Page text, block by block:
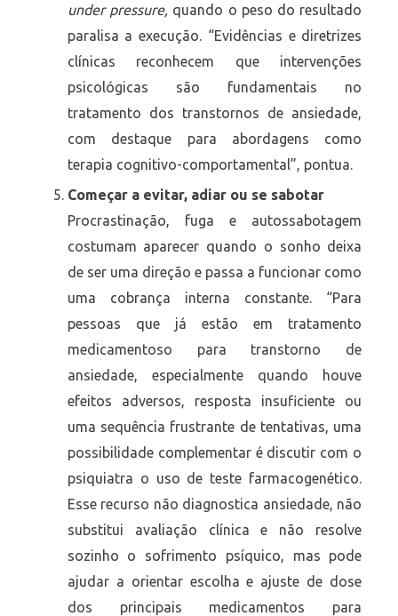
under pressure,quando o peso do resultado
paralisa a execução. “Evidências e diretrizes
clínicas reconhecem que intervenções
psicológicas são fundamentais no
tratamento dos transtornos de ansiedade,
com destaque para abordagens como
terapia cognitivo-comportamental”, pontua.
Começar a evitar, adiar ou se sabotar
Procrastinação, fuga e autossabotagem
costumam aparecer quando o sonho deixa
de ser uma direção e passa a funcionar como
uma cobrança interna constante. “Para
pessoas que já estão em tratamento
medicamentoso para transtorno de
ansiedade, especialmente quando houve
efeitos adversos, resposta insuficiente ou
uma sequência frustrante de tentativas, uma
possibilidade complementar é discutir com o
psiquiatra o uso de teste farmacogenético.
Esse recurso não diagnostica ansiedade, não
substitui avaliação clínica e não resolve
sozinho o sofrimento psíquico, mas pode
ajudar a orientar escolha e ajuste de dose
dos principais medicamentos para